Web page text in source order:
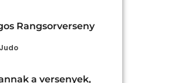
Rangsorverseny
Judo
a versenyek,